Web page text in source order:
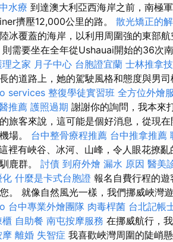
水療 到達澳大利亞西海岸之前，南極
擠壓12,000公里的路。 散光矯正的
冰覆蓋的海岸，以利用周圍強的東部航
需要坐在全年從Ushauai開始的36次
理之家 月子中心 台胞證宜蘭 士林推拿
的道路上，她的駕駛風格和態度與男司
services 整復學徒實習班 全方位外燴
推薦 護照過期 謝謝你的詢問，我本來
旅客來說，這可能是個好消息，從現
場。 台中整骨療程推薦 台中推拿推薦
裡有峽谷、冰河、山峰，令人眼花撩
鹿群。 討債 到府外燴 漏水 原因 醫美
化 什麼是卡式台胞證 報名自費行程的
。 就像自然風光一樣，我們挪威峽灣
台中專業外燴團隊 肉毒桿菌 台北記帳
櫃 自助餐 南屯按摩服務 在挪威航行，
摩 離婚 失智症 我喜歡峽灣周圍的陡峭